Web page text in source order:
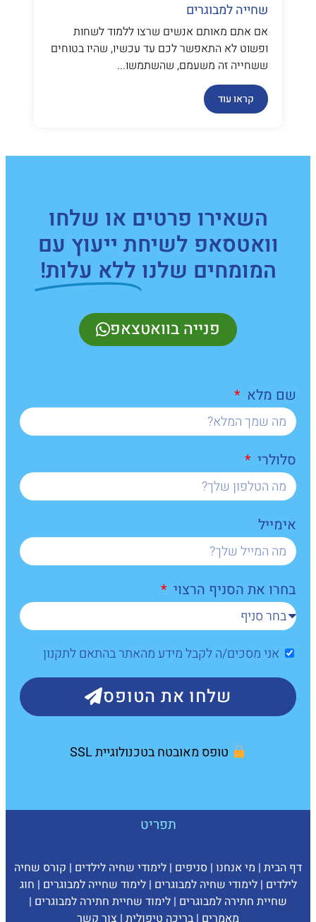
שחייה למבוגרים
אם אתם מאותם אנשים שרצו ללמוד לשחות
ופשוט לא התאפשר לכם עד עכשיו, שהיו בטוחים
ששחייה זה משעמם, שהשתמשו...
קראו עוד
השאירו פרטים או שלחו
וואטסאפ לשיחת ייעוץ עם
המומחים שלנו ללא עלות!
פנייה בוואטצאפ
שם מלא
סלולרי
אימייל
בחרו את הסניף הרצוי
אני מסכים/ה לקבל מידע מהאתר בהתאם לתקנון
שלחו את הטופס
טופס מאובטח בטכנולוגיית SSL
תפריט
דף הבית | מי אנחנו | סניפים | לימודי שחיה לילדים | קורס שחיה
לילדים |לימודי שחיה למבוגרים |לימוד שחייה למבוגרים | חוג
שחיית חתירה למבוגרים | לימוד שחיית חתירה למבוגרים |
מאמרים | בריכה טיפולית | צור קשר